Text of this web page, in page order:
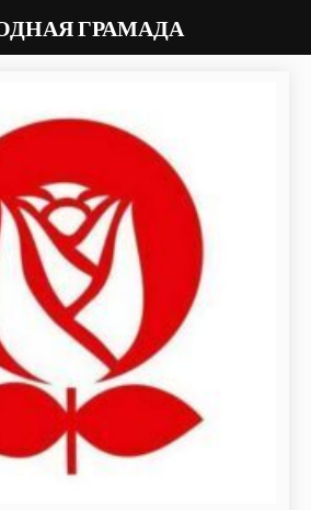
ГРАМАДА